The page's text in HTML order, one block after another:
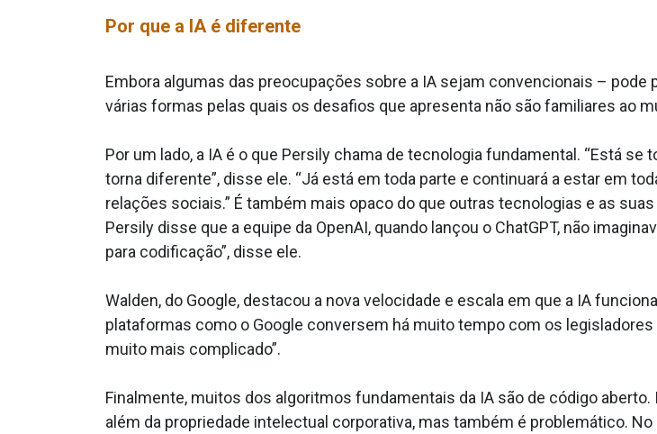
Por que a IA é diferente
Embora algumas das preocupações sobre a IA sejam convencionais –
várias formas pelas quais os desafios que apresenta não são familiares ao
Por um lado, a IA é o que Persily chama de tecnologia fundamental. “Está
torna diferente”, disse ele. “Já está em toda parte e continuará a estar em
relações sociais.” É também mais opaco do que outras tecnologias e as
Persily disse que a equipe da OpenAI, quando lançou o ChatGPT, não
para codificação”, disse ele.
Walden, do Google, destacou a nova velocidade e escala em que a IA
plataformas como o Google conversem há muito tempo com os
muito mais complicado”.
Finalmente, muitos dos algoritmos fundamentais da IA são de código
além da propriedade intelectual corporativa, mas também é problemático.